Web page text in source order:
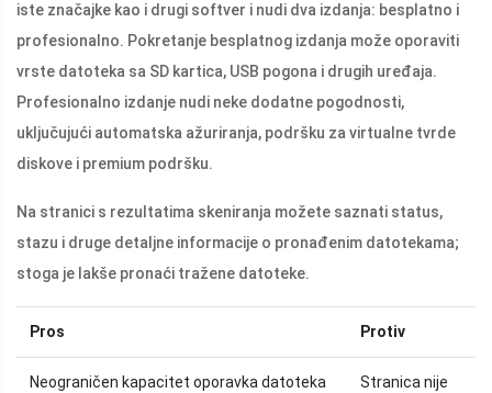
iste značajke kao i drugi softver i nudi dva izdanja: besplatno i
profesionalno. Pokretanje besplatnog izdanja može oporaviti
vrste datoteka sa SD kartica, USB pogona i drugih uređaja.
Profesionalno izdanje nudi neke dodatne pogodnosti,
uključujući automatska ažuriranja, podršku za virtualne tvrde
diskove i premium podršku.
Na stranici s rezultatima skeniranja možete saznati status,
stazu i druge detaljne informacije o pronađenim datotekama;
stoga je lakše pronaći tražene datoteke.
Pros Protiv
Neograničen kapacitet oporavka datoteka
Stranica nije